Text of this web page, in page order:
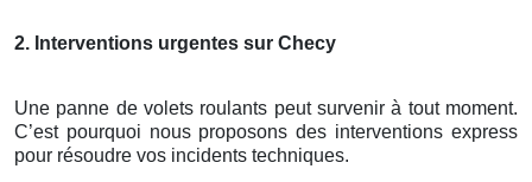
2. Interventions urgentes sur Checy
Une panne de volets roulants peut survenir à tout moment.
C’est pourquoi nous proposons des interventions express
pour résoudre vos incidents techniques.